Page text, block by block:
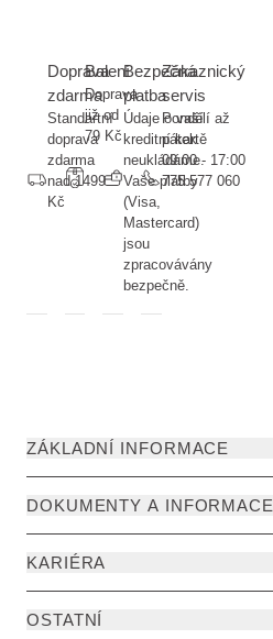
Doprava
zdarma
Standartní
doprava
zdarma
nad 1499
Kč
Balení
Doprava
již od
79 Kč
Bezpečná
platba
Údaje o vaší
kreditní kartě
neukládáme.
Vaše platby
(Visa,
Mastercard)
jsou
zpracovávány
bezpečně.
Zákaznický
servis
Pondělí až
pátek
09:00 - 17:00
775 577 060
ZÁKLADNÍ INFORMACE
DOKUMENTY A INFORMACE
KARIÉRA
OSTATNÍ